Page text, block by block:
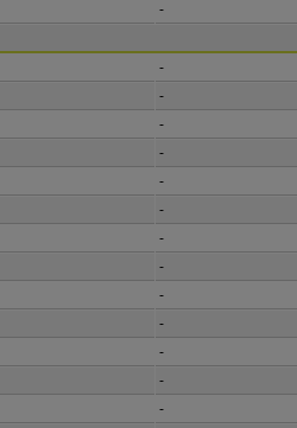
-
-
-
-
-
-
-
-
-
-
-
-
-
-